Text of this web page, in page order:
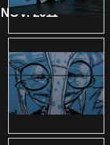
NOV. 2011